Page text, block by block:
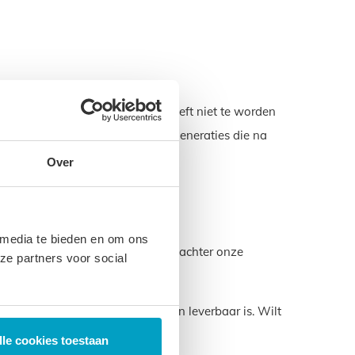
Over
te bieden en om ons
partners voor social
cookies toestaan
product dat lang meegaat hoeft niet te worden
voor het milieu voor de generaties die na
garantie laten we zien dat we achter onze
die u nodig hebt ook gewoon leverbaar is. Wilt